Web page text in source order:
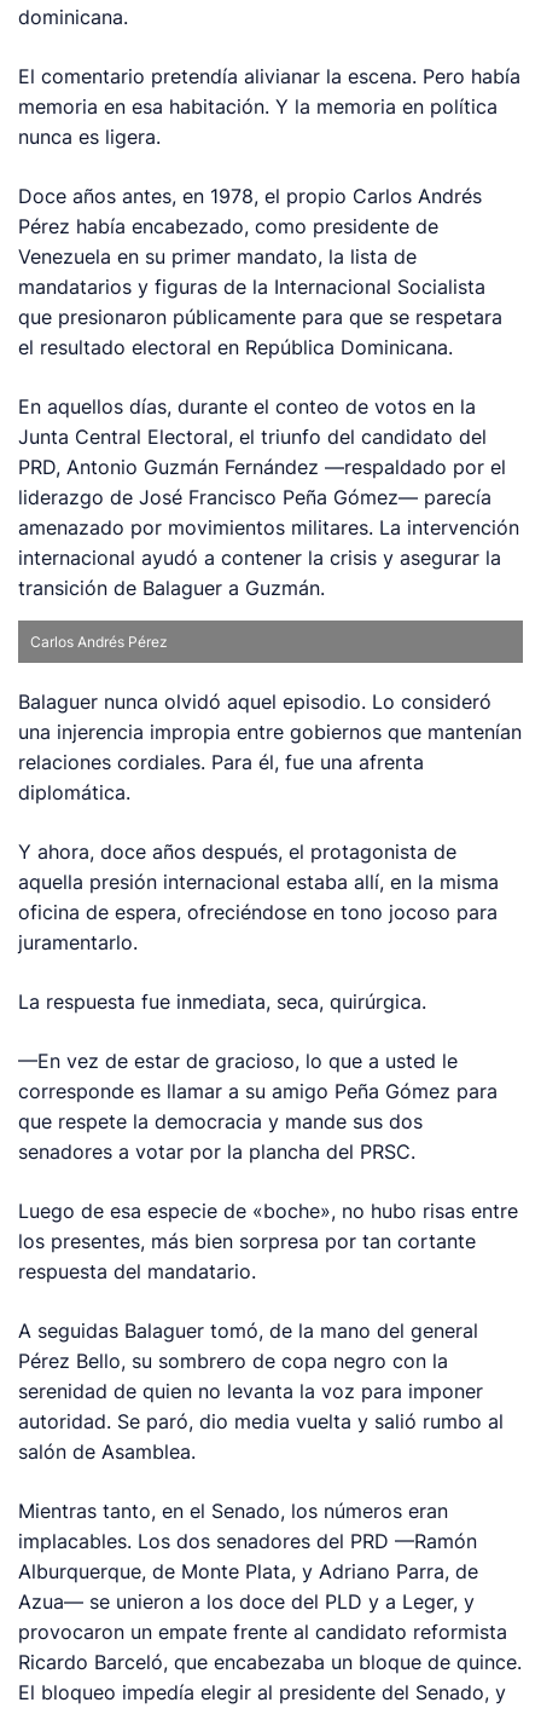
dominicana.
El comentario pretendía alivianar la escena. Pero había
memoria en esa habitación. Y la memoria en política
nunca es ligera.
Doce años antes, en 1978, el propio Carlos Andrés
Pérez había encabezado, como presidente de
Venezuela en su primer mandato, la lista de
mandatarios y figuras de la Internacional Socialista
que presionaron públicamente para que se respetara
el resultado electoral en República Dominicana.
En aquellos días, durante el conteo de votos en la
Junta Central Electoral, el triunfo del candidato del
PRD, Antonio Guzmán Fernández —respaldado por el
liderazgo de José Francisco Peña Gómez— parecía
amenazado por movimientos militares. La intervención
internacional ayudó a contener la crisis y asegurar la
transición de Balaguer a Guzmán.
Carlos Andrés Pérez
Balaguer nunca olvidó aquel episodio. Lo consideró
una injerencia impropia entre gobiernos que mantenían
relaciones cordiales. Para él, fue una afrenta
diplomática.
Y ahora, doce años después, el protagonista de
aquella presión internacional estaba allí, en la misma
oficina de espera, ofreciéndose en tono jocoso para
juramentarlo.
La respuesta fue inmediata, seca, quirúrgica.
—En vez de estar de gracioso, lo que a usted le
corresponde es llamar a su amigo Peña Gómez para
que respete la democracia y mande sus dos
senadores a votar por la plancha del PRSC.
Luego de esa especie de «boche», no hubo risas entre
los presentes, más bien sorpresa por tan cortante
respuesta del mandatario.
A seguidas Balaguer tomó, de la mano del general
Pérez Bello, su sombrero de copa negro con la
serenidad de quien no levanta la voz para imponer
autoridad. Se paró, dio media vuelta y salió rumbo al
salón de Asamblea.
Mientras tanto, en el Senado, los números eran
implacables. Los dos senadores del PRD —Ramón
Alburquerque, de Monte Plata, y Adriano Parra, de
Azua— se unieron a los doce del PLD y a Leger, y
provocaron un empate frente al candidato reformista
Ricardo Barceló, que encabezaba un bloque de quince.
El bloqueo impedía elegir al presidente del Senado, y